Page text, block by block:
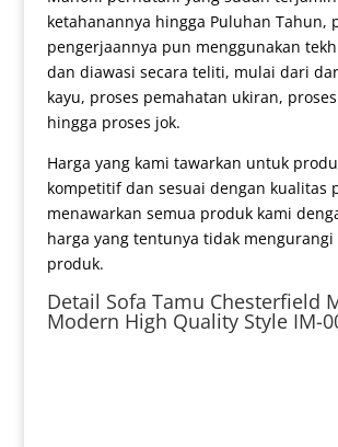
ketahanannya hingga Puluhan Tahun,
pengerjaannya pun menggunakan
dan diawasi secara teliti, mulai dari
kayu, proses pemahatan ukiran,
hingga proses jok.
Harga yang kami tawarkan untuk
kompetitif dan sesuai dengan kualitas
menawarkan semua produk kami
harga yang tentunya tidak
produk.
Detail Sofa Tamu Chesterfield
Modern High Quality Style IM-